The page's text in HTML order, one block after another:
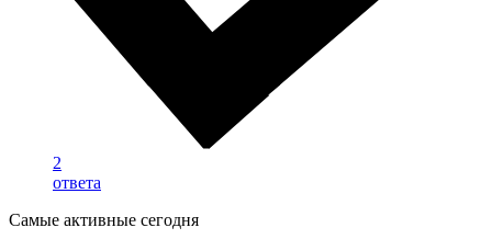
2
ответа
Самые активные сегодня